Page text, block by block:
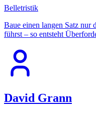
Belletristik
Baue einen langen Satz
führst – so entsteht
David Grann